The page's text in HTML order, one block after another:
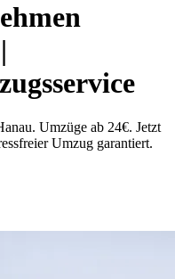
Umzüge ab 24€. Jetzt
Umzug garantiert.